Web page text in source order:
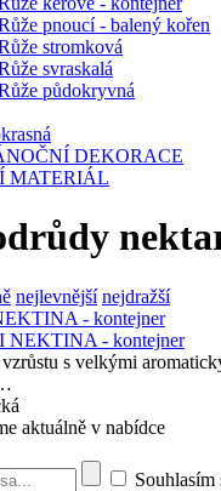
pnoucí - balený kořen
stromková
svraskalá
půdokryvná
DEKORACE
MATERIÁL
nejlevnější nejdražší
- kontejner
s velkými
aktuálně v nabídce
Souhlasím